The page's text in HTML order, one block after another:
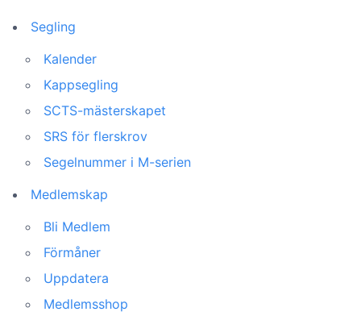
Segling
Kalender
Kappsegling
SCTS-mästerskapet
SRS för flerskrov
Segelnummer i M-serien
Medlemskap
Bli Medlem
Förmåner
Uppdatera
Medlemsshop